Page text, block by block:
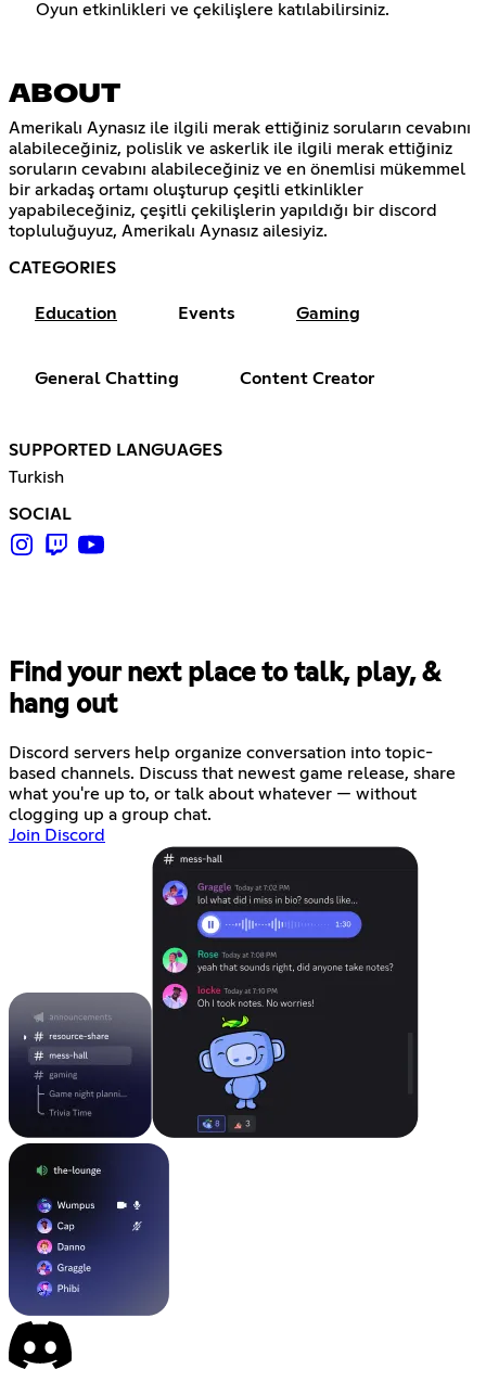
Oyun etkinlikleri ve çekilişlere katılabilirsiniz.
ABOUT
Amerikalı Aynasız ile ilgili merak ettiğiniz soruların cevabını
alabileceğiniz, polislik ve askerlik ile ilgili merak ettiğiniz
soruların cevabını alabileceğiniz ve en önemlisi mükemmel
bir arkadaş ortamı oluşturup çeşitli etkinlikler
yapabileceğiniz, çeşitli çekilişlerin yapıldığı bir discord
topluluğuyuz, Amerikalı Aynasız ailesiyiz.
CATEGORIES
Education Events Gaming
General Chatting Content Creator
SUPPORTED LANGUAGES
Turkish
SOCIAL
Find your next place to talk, play, &
hang out
Discord servers help organize conversation into topic-
based channels. Discuss that newest game release, share
what you're up to, or talk about whatever — without
clogging up a group chat.
Join Discord